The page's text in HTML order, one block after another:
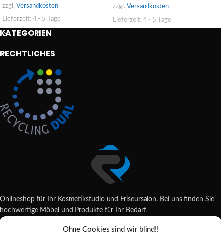
Ohne Cookies sind wir blind!!
zzgl. Versandkosten
Lieferzeit: 4 - 5 Tage
zzgl. Versandkosten
Lieferzeit: 4 - 5 Tage
KATEGORIEN
RECHTLICHES
Onlineshop für Ihr Kosmetikstudio und Friseursalon. Bei uns finden Sie
hochwertige Möbel und Produkte für Ihr Bedarf.
Wildsachsener Str. 6, 65207 Wiesbaden